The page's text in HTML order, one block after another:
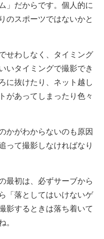
」だからです。個人的に
のスポーツではないかと
せわしなく、タイミング
いタイミングで撮影でき
に抜けたり、ネット越し
があってしまったり色々
かがわからないのも原因
って撮影しなければなり
最初は、必ずサーブから
「落としてはいけないゲ
影するときは落ち着いて
。